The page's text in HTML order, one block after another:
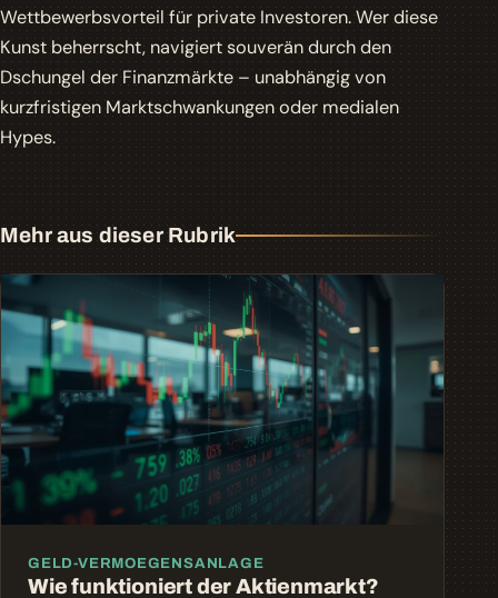
Wettbewerbsvorteil für private Investoren. Wer diese
Kunst beherrscht, navigiert souverän durch den
Dschungel der Finanzmärkte – unabhängig von
kurzfristigen Marktschwankungen oder medialen
Hypes.
Mehr aus dieser Rubrik
GELD-VERMOEGENSANLAGE
Wie funktioniert der Aktienmarkt?